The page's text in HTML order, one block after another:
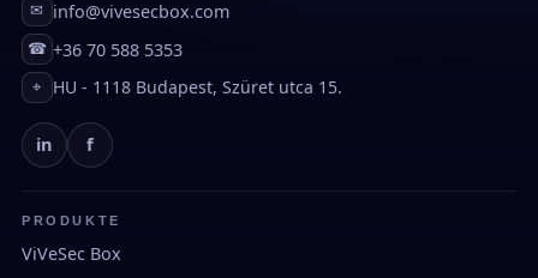
✉ info@vivesecbox.com
☎ +36 70 588 5353
⌖ HU - 1118 Budapest, Szüret utca 15.
in f
PRODUKTE
ViVeSec Box